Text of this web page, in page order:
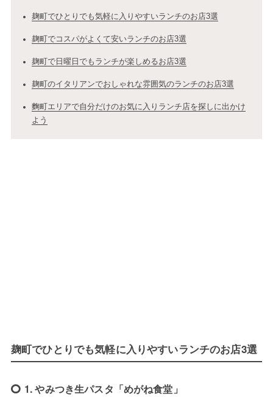
麹町でひとりでも気軽に入りやすいランチのお店3選
麹町でコスパがよくて安いランチのお店3選
麹町で日曜日でもランチが楽しめるお店3選
麹町のイタリアンでおしゃれな雰囲気のランチのお店3選
麴町エリアで自分だけのお気に入りランチ店を探しに出かけ
よう
麹町でひとりでも気軽に入りやすいランチのお店3選
1. やみつき生パスタ「めがね食堂」